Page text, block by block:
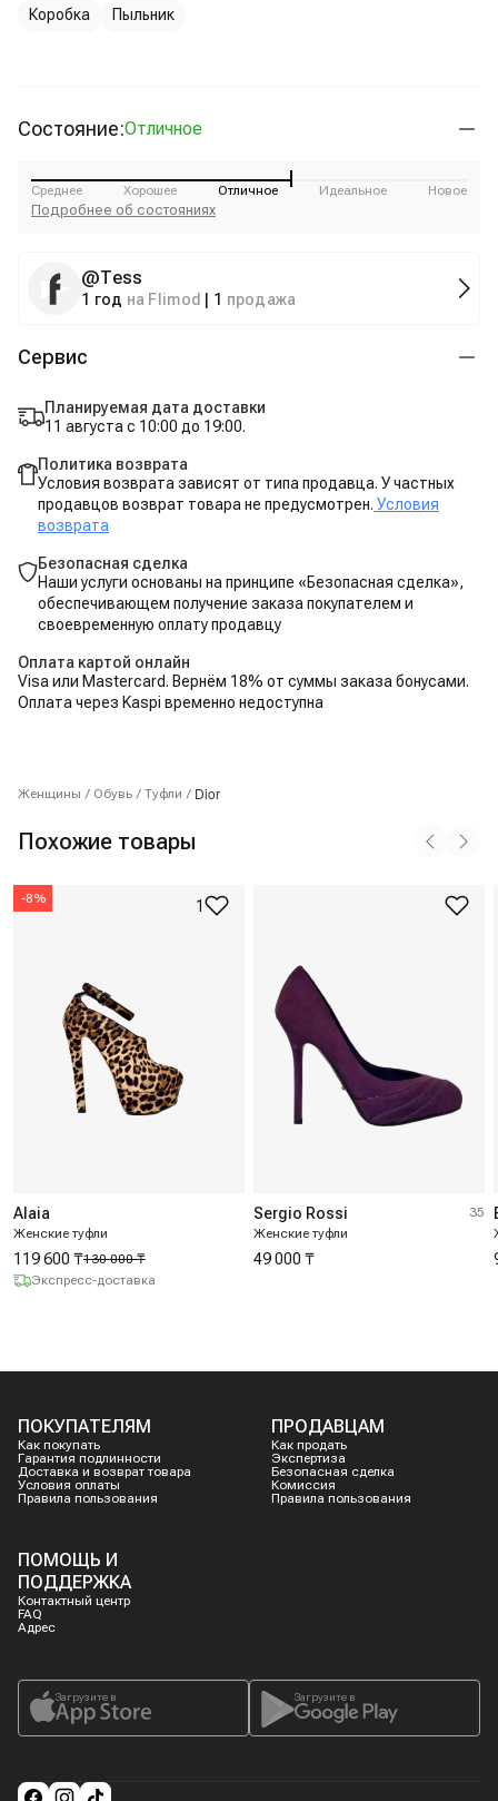
Коробка
Пыльник
Состояние:Отличное
Среднее Хорошее Отличное Идеальное Новое
Подробнее об состояниях
@Tess
1 год на Flimod 1 продажа
Сервис
Планируемая дата доставки
11 августа с 10:00 до 19:00.
Политика возврата
Условия возврата зависят от типа продавца. У частных
продавцов возврат товара не предусмотрен. Условия
возврата
Безопасная сделка
Наши услуги основаны на принципе «Безопасная сделка»,
обеспечивающем получение заказа покупателем и
своевременную оплату продавцу
Оплата картой онлайн
Visa или Mastercard. Вернём 18% от суммы заказа бонусами.
Оплата через Kaspi временно недоступна
Женщины / Обувь / Туфли / Dior
Похожие товары
-8% 1
Alaia
Женские туфли
130 000 ₸
119 600 ₸
Экспресс-доставка
Sergio Rossi
Женские туфли
35
49 000 ₸
ПОКУПАТЕЛЯМ
Как покупать
Гарантия подлинности
Доставка и возврат товара
Условия оплаты
Правила пользования
ПРОДАВЦАМ
Как продать
Экспертиза
Безопасная сделка
Комиссия
Правила пользования
ПОМОЩЬ И
ПОДДЕРЖКА
Контактный центр
FAQ
Адрес
Загрузите в Загрузите в